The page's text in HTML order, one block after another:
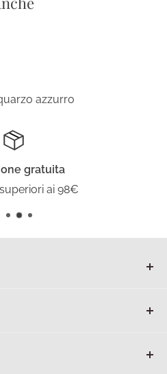
azzurro
gratuita
ai 98€